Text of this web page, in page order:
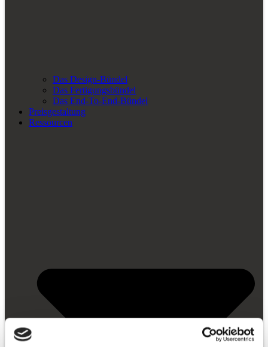
Das Design-Bündel
Das Fertigungsbündel
Das End-To-End-Bündel
Preisgestaltung
Ressourcen